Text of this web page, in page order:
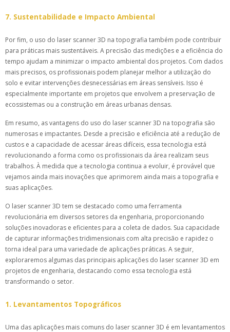
7. Sustentabilidade e Impacto Ambiental
Por fim, o uso do laser scanner 3D na topografia também pode contribuir
para práticas mais sustentáveis. A precisão das medições e a eficiência do
tempo ajudam a minimizar o impacto ambiental dos projetos. Com dados
mais precisos, os profissionais podem planejar melhor a utilização do
solo e evitar intervenções desnecessárias em áreas sensíveis. Isso é
especialmente importante em projetos que envolvem a preservação de
ecossistemas ou a construção em áreas urbanas densas.
Em resumo, as vantagens do uso do laser scanner 3D na topografia são
numerosas e impactantes. Desde a precisão e eficiência até a redução de
custos e a capacidade de acessar áreas difíceis, essa tecnologia está
revolucionando a forma como os profissionais da área realizam seus
trabalhos. À medida que a tecnologia continua a evoluir, é provável que
vejamos ainda mais inovações que aprimorem ainda mais a topografia e
suas aplicações.
O laser scanner 3D tem se destacado como uma ferramenta
revolucionária em diversos setores da engenharia, proporcionando
soluções inovadoras e eficientes para a coleta de dados. Sua capacidade
de capturar informações tridimensionais com alta precisão e rapidez o
torna ideal para uma variedade de aplicações práticas. A seguir,
exploraremos algumas das principais aplicações do laser scanner 3D em
projetos de engenharia, destacando como essa tecnologia está
transformando o setor.
1. Levantamentos Topográficos
Uma das aplicações mais comuns do laser scanner 3D é em levantamentos